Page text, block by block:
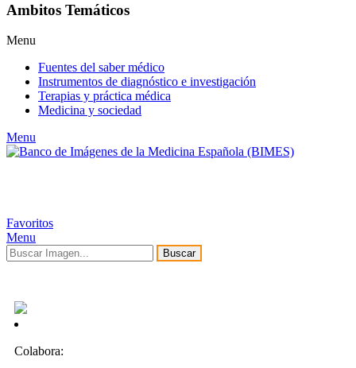
Ambitos Temáticos
Menu
Fuentes del saber médico
Instrumentos de diagnóstico e investigación
Terapias y práctica médica
Medicina y sociedad
Menu
Favoritos
Menu
Buscar
Colabora: